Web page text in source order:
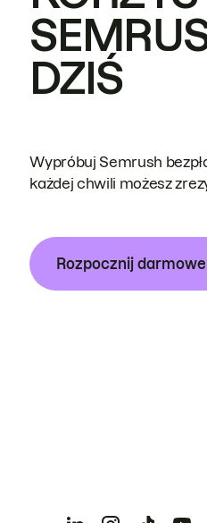
DZIŚ
Wypróbuj Semrush
każdej chwili możesz
Rozpocznij